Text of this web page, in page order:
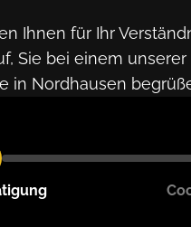
Ihnen für Ihr
Sie bei einem
in Nordhausen